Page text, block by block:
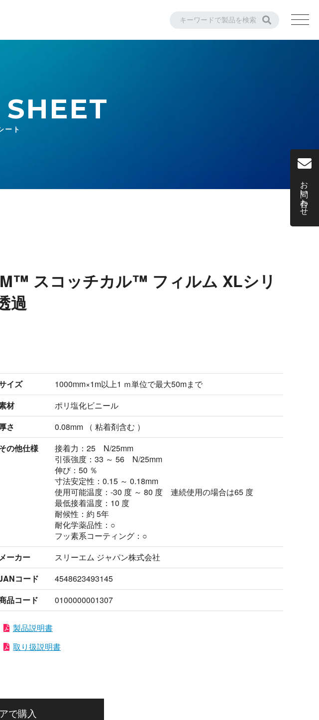
ート
スコッチカル™ フィルム XLシリ
過
イズ
1000mm×1m以上1 ｍ単位で最大50mまで
材
ポリ塩化ビニール
さ
0.08mm （ 粘着剤含む ）
の他仕様
接着力：25 N/25mm
引張強度：33 ～ 56 N/25mm
伸び：50 ％
寸法安定性：0.15 ～ 0.18mm
使用可能温度：-30 度 ～ 80 度 連続使用の場合は65 度
最低接着温度：10 度
耐候性：約 5年
耐化学薬品性：○
フッ素系コーティング：○
ーカー
スリーエム ジャパン株式会社
コード
4548623493145
品コード
0100000001307
製品説明書
取り扱説明書
で購入
お問い合わせ